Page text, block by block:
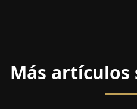
Más artículos